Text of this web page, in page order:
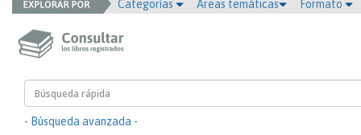
Categorías Áreas temáticas Formato
- Búsqueda avanzada -